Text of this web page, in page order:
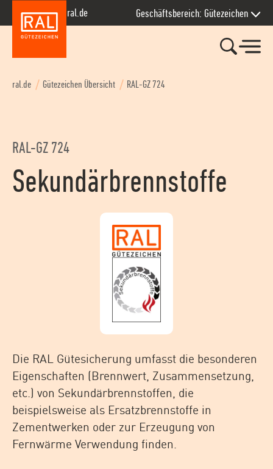
Zur Hauptnavigation springen
Zum Seiteninhalt springen
Zum Kontakt springen
Zum Footer springen
ral.de Geschäftsbereich: Gütezeichen
ral.de Gütezeichen Übersicht RAL-GZ 724
RAL-GZ 724
Sekundärbrennstoffe
Die RAL Gütesicherung umfasst die besonderen
Eigenschaften (Brennwert, Zusammensetzung,
etc.) von Sekundärbrennstoffen, die
beispielsweise als Ersatzbrennstoffe in
Zementwerken oder zur Erzeugung von
Fernwärme Verwendung finden.